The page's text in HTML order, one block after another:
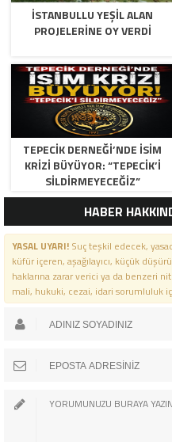
İSTANBULLU YEŞİL ALAN
PROJELERİNE OY VERDİ
TEPECİK DERNEĞİ’NDE İSİM
KRİZİ BÜYÜYOR: “TEPECİK’İ
SİLDİRMEYECEĞİZ”
HABER
YASAL UYARI!Suç teşkil edecek,
küfür içeren, aşağılayıcı, küçük
haklarına zarar verici ya da benzeri
mali, hukuki, cezai, idari sorumluluk